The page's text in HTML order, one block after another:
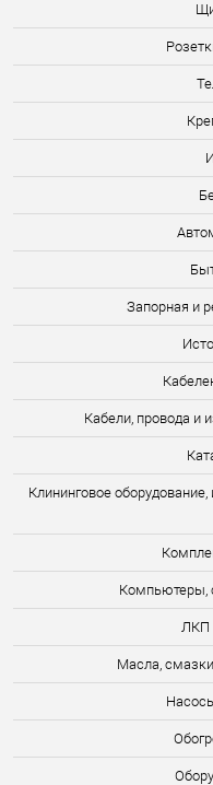
Запорная и
Кабели, провода и
Клининговое
Компьютеры,
ЛКП
Масла,